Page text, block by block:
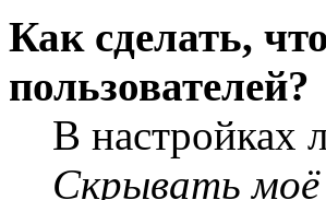
Как сделать,
пользователей?
В настройках
Скрывать моё